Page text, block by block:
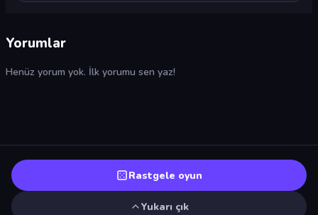
Yorumlar
Henüz yorum yok. İlk yorumu sen yaz!
Rastgele oyun
Yukarı çık